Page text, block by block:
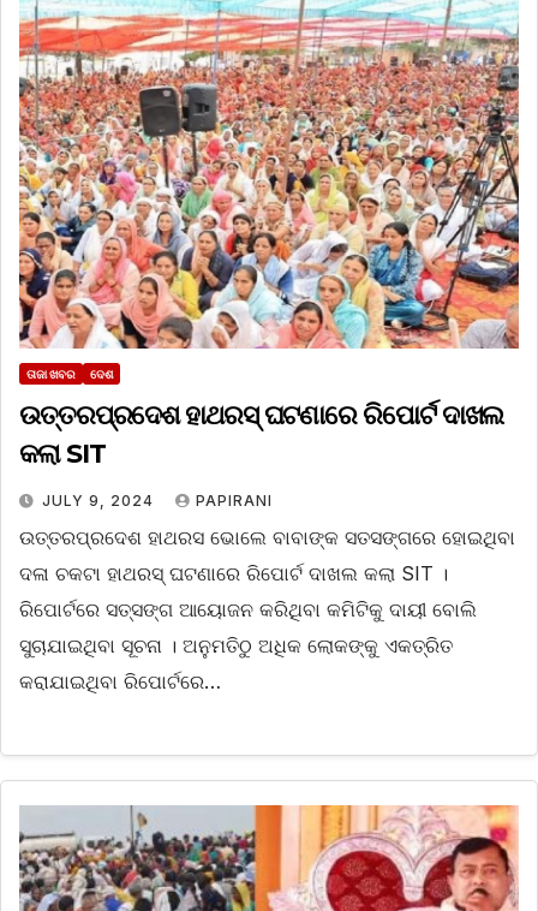
ତାଜା ଖବର ଦେଶ
ଉତ୍ତରପ୍ରଦେଶ ହାଥରସ୍‌ ଘଟଣାରେ ରିପୋର୍ଟ ଦାଖଲ
କଲା SIT
JULY 9, 2024 PAPIRANI
ଉତ୍ତରପ୍ରଦେଶ ହାଥରସ ଭୋଲେ ବାବାଙ୍କ ସତସଙ୍ଗରେ ହୋଇଥିବା
ଦଳା ଚକଟା ହାଥରସ୍‌ ଘଟଣାରେ ରିପୋର୍ଟ ଦାଖଲ କଲା SIT ।
ରିପୋର୍ଟରେ ସତ୍‌ସଙ୍ଗ ଆୟୋଜନ କରିଥିବା କମିଟିକୁ ଦାୟୀ ବୋଲି
ସୁଚାଯାଇଥିବା ସୂଚନା । ଅନୁମତିଠୁ ଅଧିକ ଲୋକଙ୍କୁ ଏକତ୍ରିତ
କରାଯାଇଥିବା ରିପୋର୍ଟରେ…